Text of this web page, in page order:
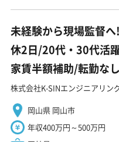
未経験から現場監督
休2日/20代・30代活
家賃半額補助/転勤なし
株式会社K-SINエンジニアリン
岡山県 岡山市
年収400万円～500万円